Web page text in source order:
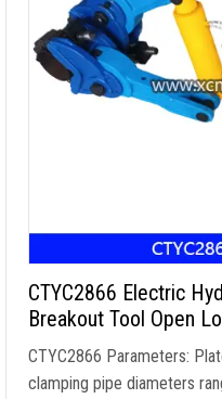
CTYC2866 Electric
Breakout Tool Open
CTYC2866 Parameters:
clamping pipe diameters